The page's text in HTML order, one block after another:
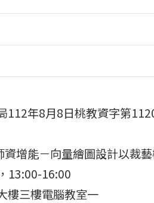
112年8月8日桃教資字第
增能－向量繪圖設計以裁
13:00-16:00
樓三樓電腦教室一